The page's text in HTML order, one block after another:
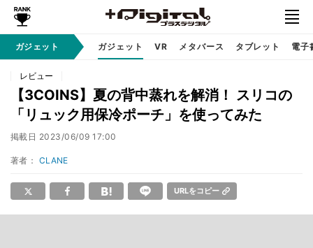
ガジェット ガジェット VR メタバース タブレット 電子
レビュー
【3COINS】夏の背中蒸れを解消！ スリコの
「リュック用保冷ポーチ」を使ってみた
掲載日 2023/06/09 17:00
著者： CLANE
URLをコピー